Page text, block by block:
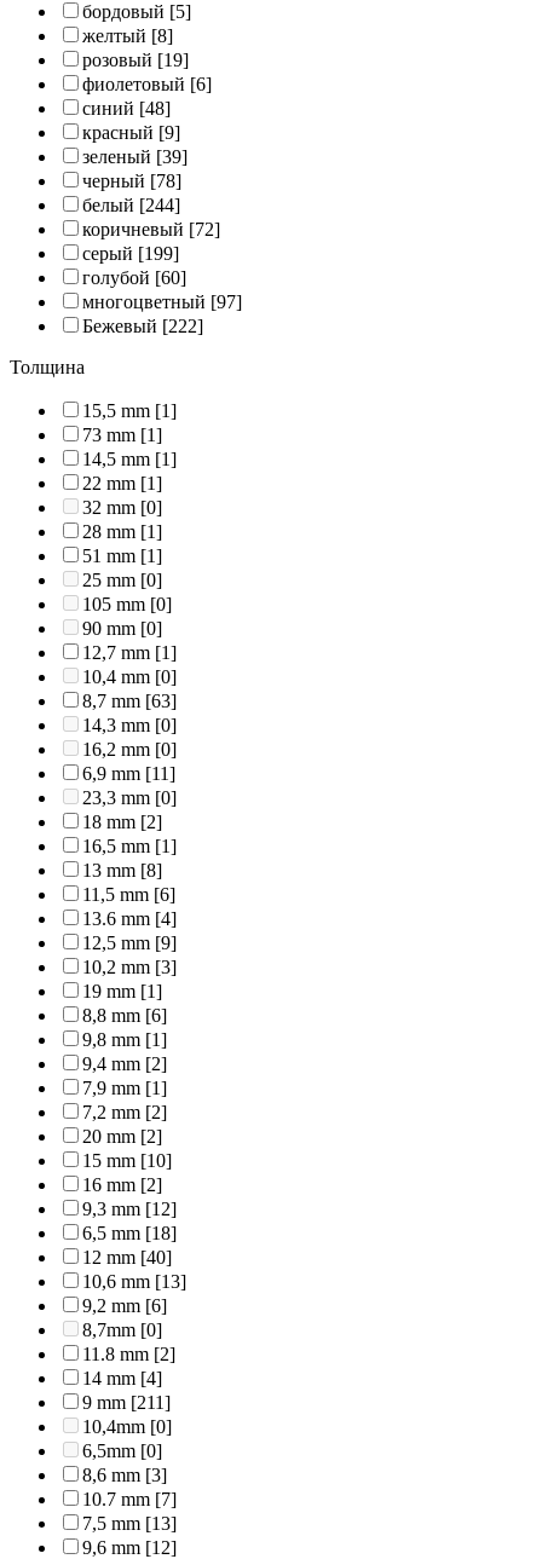
бордовый [5]
желтый [8]
розовый [19]
фиолетовый [6]
синий [48]
красный [9]
зеленый [39]
черный [78]
белый [244]
коричневый [72]
серый [199]
голубой [60]
многоцветный [97]
Бежевый [222]
Толщина
15,5 mm [1]
73 mm [1]
14,5 mm [1]
22 mm [1]
32 mm [0]
28 mm [1]
51 mm [1]
25 mm [0]
105 mm [0]
90 mm [0]
12,7 mm [1]
10,4 mm [0]
8,7 mm [63]
14,3 mm [0]
16,2 mm [0]
6,9 mm [11]
23,3 mm [0]
18 mm [2]
16,5 mm [1]
13 mm [8]
11,5 mm [6]
13.6 mm [4]
12,5 mm [9]
10,2 mm [3]
19 mm [1]
8,8 mm [6]
9,8 mm [1]
9,4 mm [2]
7,9 mm [1]
7,2 mm [2]
20 mm [2]
15 mm [10]
16 mm [2]
9,3 mm [12]
6,5 mm [18]
12 mm [40]
10,6 mm [13]
9,2 mm [6]
8,7mm [0]
11.8 mm [2]
14 mm [4]
9 mm [211]
10,4mm [0]
6,5mm [0]
8,6 mm [3]
10.7 mm [7]
7,5 mm [13]
9,6 mm [12]